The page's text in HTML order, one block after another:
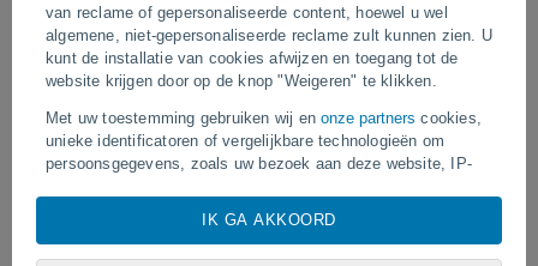
van reclame of gepersonaliseerde content, hoewel u wel
algemene, niet-gepersonaliseerde reclame zult kunnen zien. U
kunt de installatie van cookies afwijzen en toegang tot de
website krijgen door op de knop "Weigeren" te klikken.
Met uw toestemming gebruiken wij enonze partners cookies,
unieke identificatoren of vergelijkbare technologieën om
persoonsgegevens, zoals uw bezoek aan deze website, IP-
te verwerken. Sommige aanbieders kunnen uw
gerechtvaardigd belang, waartegen u bezwaar kunt maken. U
IK GA AKKOORD
Enorme stofhoos waargenomen in
Zapponeta, Italië
Tornado's en extreme
Pelotas, Brazilië